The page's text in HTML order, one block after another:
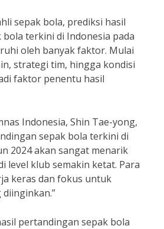
sepak bola, prediksi hasil
terkini di Indonesia pada
oleh banyak faktor. Mulai
strategi tim, hingga kondisi
faktor penentu hasil
Indonesia, Shin Tae-yong,
sepak bola terkini di
2024 akan sangat menarik
level klub semakin ketat. Para
keras dan fokus untuk
diinginkan.”
pertandingan sepak bola